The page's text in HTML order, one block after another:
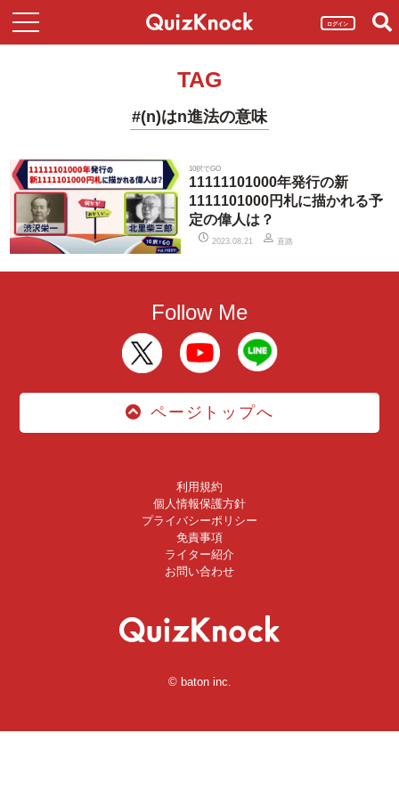
ログイン
TAG
#(n)はn進法の意味
10択でGO
11111101000年発行の新
1111101000円札に描かれる予
定の偉人は？
2023.08.21 直路
Follow Me
ページトップへ
利用規約
個人情報保護方針
プライバシーポリシー
免責事項
ライター紹介
お問い合わせ
© baton inc.